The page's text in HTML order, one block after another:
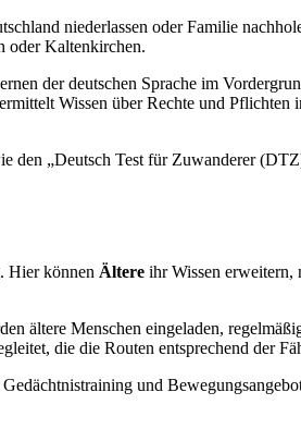
niederlassen oder Familie
oder Kaltenkirchen.
der deutschen Sprache im
Wissen über Rechte und Pflichten
den „Deutsch Test für Zuwanderer
. Hier können Ältere ihr Wissen erweitern,
ältere Menschen eingeladen,
die die Routen entsprechend der
und